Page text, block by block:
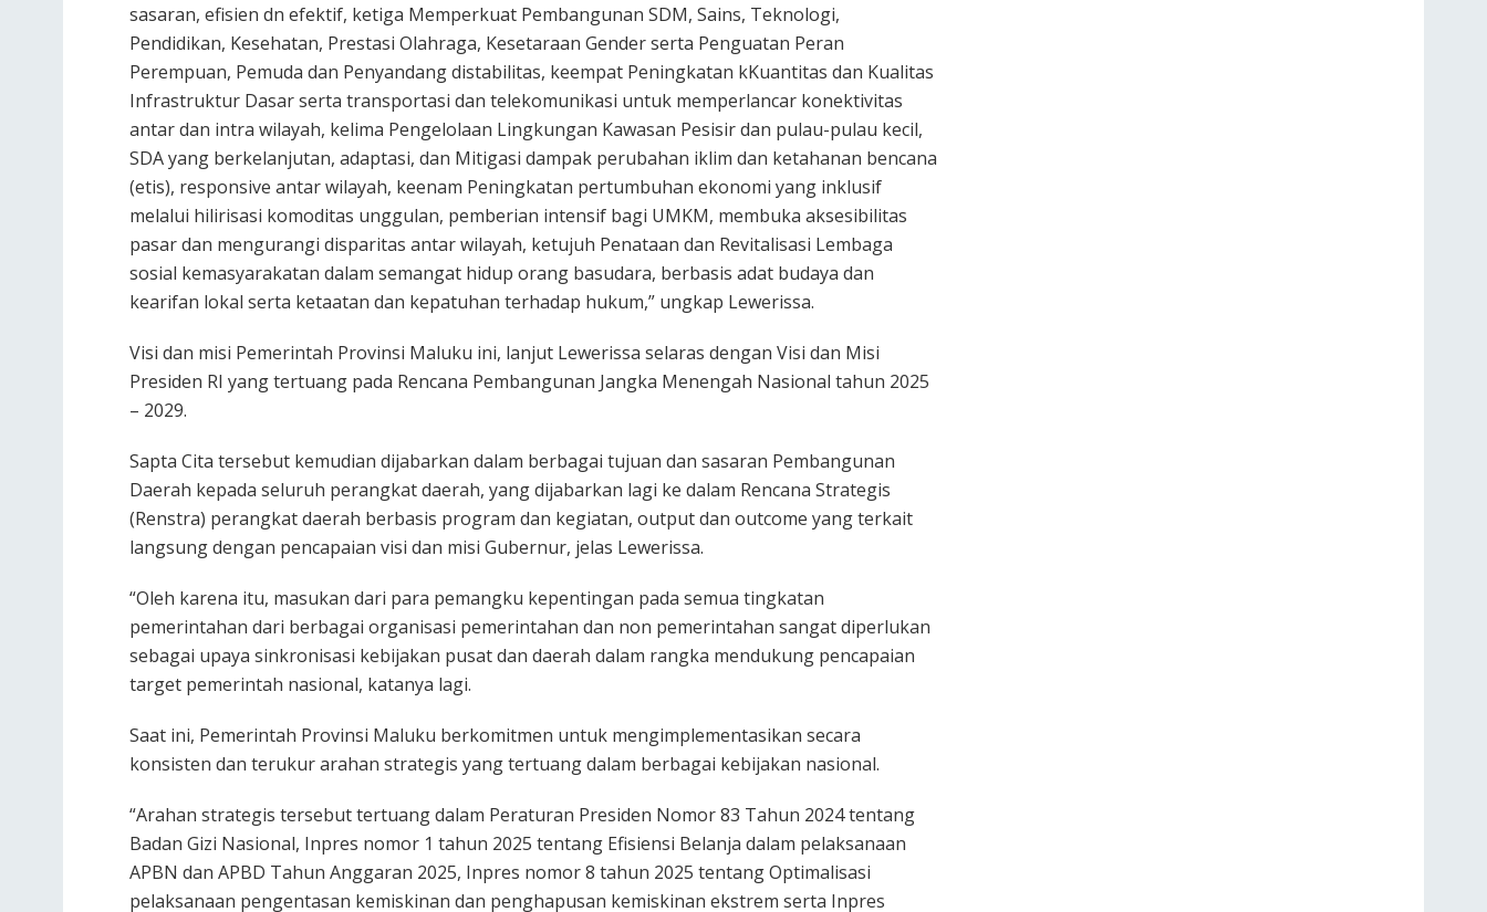
sasaran, efisien dn efektif, ketiga Memperkuat Pembangunan SDM, Sains, Teknologi,
Pendidikan, Kesehatan, Prestasi Olahraga, Kesetaraan Gender serta Penguatan Peran
Perempuan, Pemuda dan Penyandang distabilitas, keempat Peningkatan kKuantitas dan Kualitas
Infrastruktur Dasar serta transportasi dan telekomunikasi untuk memperlancar konektivitas
antar dan intra wilayah, kelima Pengelolaan Lingkungan Kawasan Pesisir dan pulau-pulau kecil,
SDA yang berkelanjutan, adaptasi, dan Mitigasi dampak perubahan iklim dan ketahanan bencana
(etis), responsive antar wilayah, keenam Peningkatan pertumbuhan ekonomi yang inklusif
melalui hilirisasi komoditas unggulan, pemberian intensif bagi UMKM, membuka aksesibilitas
pasar dan mengurangi disparitas antar wilayah, ketujuh Penataan dan Revitalisasi Lembaga
sosial kemasyarakatan dalam semangat hidup orang basudara, berbasis adat budaya dan
kearifan lokal serta ketaatan dan kepatuhan terhadap hukum,” ungkap Lewerissa.
Visi dan misi Pemerintah Provinsi Maluku ini, lanjut Lewerissa selaras dengan Visi dan Misi
Presiden RI yang tertuang pada Rencana Pembangunan Jangka Menengah Nasional tahun 2025
– 2029.
Sapta Cita tersebut kemudian dijabarkan dalam berbagai tujuan dan sasaran Pembangunan
Daerah kepada seluruh perangkat daerah, yang dijabarkan lagi ke dalam Rencana Strategis
(Renstra) perangkat daerah berbasis program dan kegiatan, output dan outcome yang terkait
langsung dengan pencapaian visi dan misi Gubernur, jelas Lewerissa.
“Oleh karena itu, masukan dari para pemangku kepentingan pada semua tingkatan
pemerintahan dari berbagai organisasi pemerintahan dan non pemerintahan sangat diperlukan
sebagai upaya sinkronisasi kebijakan pusat dan daerah dalam rangka mendukung pencapaian
target pemerintah nasional, katanya lagi.
Saat ini, Pemerintah Provinsi Maluku berkomitmen untuk mengimplementasikan secara
konsisten dan terukur arahan strategis yang tertuang dalam berbagai kebijakan nasional.
“Arahan strategis tersebut tertuang dalam Peraturan Presiden Nomor 83 Tahun 2024 tentang
Badan Gizi Nasional, Inpres nomor 1 tahun 2025 tentang Efisiensi Belanja dalam pelaksanaan
APBN dan APBD Tahun Anggaran 2025, Inpres nomor 8 tahun 2025 tentang Optimalisasi
pelaksanaan pengentasan kemiskinan dan penghapusan kemiskinan ekstrem serta Inpres